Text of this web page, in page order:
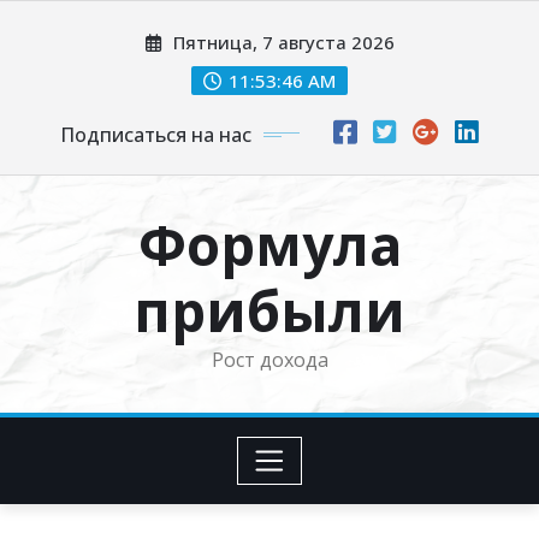
Пятница, 7 августа 2026
11:53:46 AM
Подписаться на нас
Формула
прибыли
Рост дохода